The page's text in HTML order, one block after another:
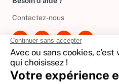
Contactez-nous
International
🇪🇸 Espagne